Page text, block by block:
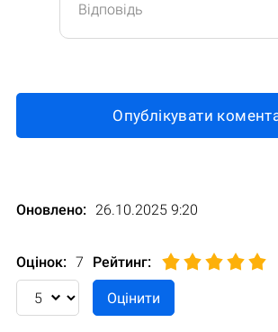
Відповідь
Опублікувати
Оновлено: 26.10.2025 9:20
Оцінок: 7 Рейтинг: